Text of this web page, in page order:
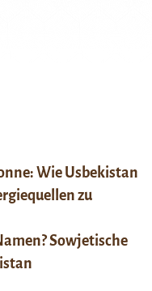
Wie Usbekistan
zu
Sowjetische